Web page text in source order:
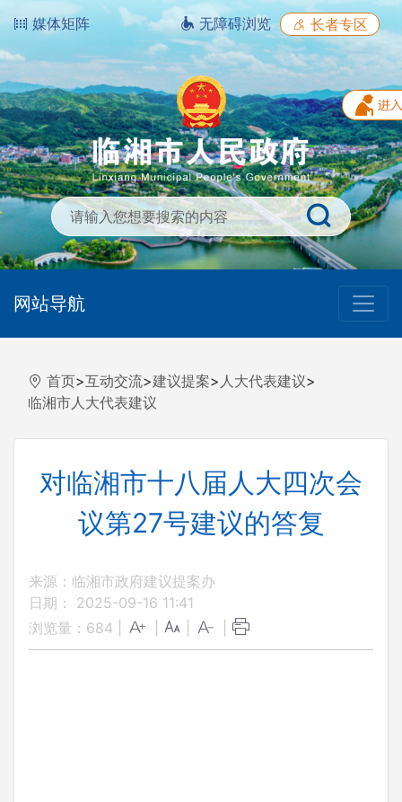
媒体矩阵 无障碍浏览 长者专区
网站导航
首页>互动交流>建议提案> 人大代表建议>
临湘市人大代表建议
对临湘市十八届人大四次会
议第27号建议的答复
来源：临湘市政府建议提案办
日期： 2025-09-16 11:41
浏览量： 684